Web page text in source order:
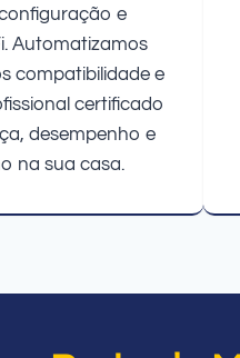
e
Automatizamos
compatibilidade e
certificado
desempenho e
na sua casa.